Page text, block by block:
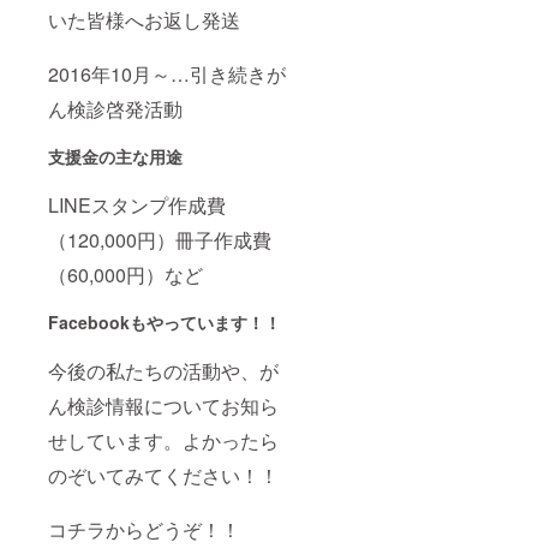
いた皆様へお返し発送
2016年10月～…引き続きが
ん検診啓発活動
支援金の主な用途
LINEスタンプ作成費
（120,000円）冊子作成費
（60,000円）など
Facebookもやっています！！
今後の私たちの活動や、が
ん検診情報についてお知ら
せしています。よかったら
のぞいてみてください！！
コチラからどうぞ！！